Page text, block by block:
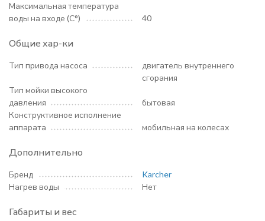
Максимальная температура
воды на входе (С°)
40
Общие хар-ки
Тип привода насоса
двигатель внутреннего
сгорания
Тип мойки высокого
давления
бытовая
Конструктивное исполнение
аппарата
мобильная на колесах
Дополнительно
Бренд
Karcher
Нагрев воды
Нет
Габариты и вес